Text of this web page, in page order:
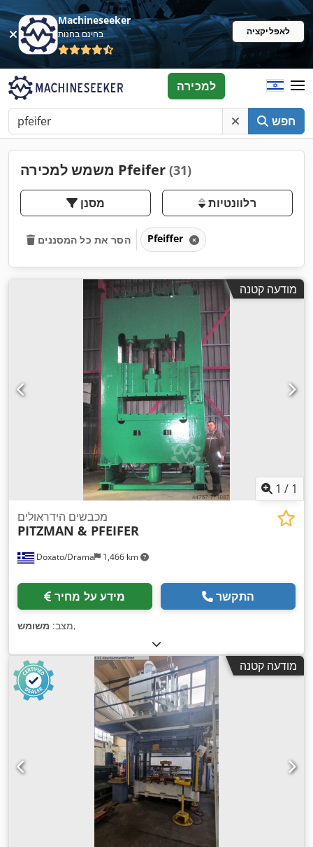
Machineseeker
בחינם בחנות לאפליקציה
חפש
למכירה
משמש למכירה Pfeifer (31)
מסנן רלוונטיות
הסר את כל המסננים Pfeiffer
מודעה קטנה
1 / 1
Doxato/Drama 1,466 km
מכבשים הידראולים
PITZMAN & PFEIFER
מידע על מחיר התקשר
מצב: משומש ,
מודעה קטנה